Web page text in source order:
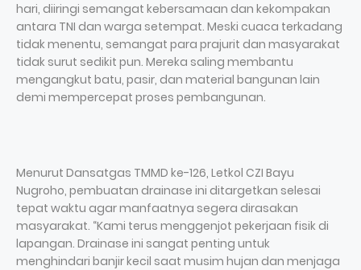
hari, diiringi semangat kebersamaan dan kekompakan
antara TNI dan warga setempat. Meski cuaca terkadang
tidak menentu, semangat para prajurit dan masyarakat
tidak surut sedikit pun. Mereka saling membantu
mengangkut batu, pasir, dan material bangunan lain
demi mempercepat proses pembangunan.
Menurut Dansatgas TMMD ke-126, Letkol CZI Bayu
Nugroho, pembuatan drainase ini ditargetkan selesai
tepat waktu agar manfaatnya segera dirasakan
masyarakat. “Kami terus menggenjot pekerjaan fisik di
lapangan. Drainase ini sangat penting untuk
menghindari banjir kecil saat musim hujan dan menjaga